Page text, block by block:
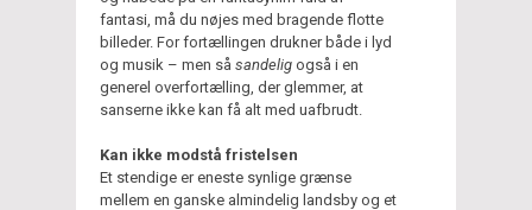
fantasi, må du nøjes med bragende flotte
billeder. For fortællingen drukner både i lyd
og musik – men så sandelig også i en
generel overfortælling, der glemmer, at
sanserne ikke kan få alt med uafbrudt.
Kan ikke modstå fristelsen
Et stendige er eneste synlige grænse
mellem en ganske almindelig landsby og et